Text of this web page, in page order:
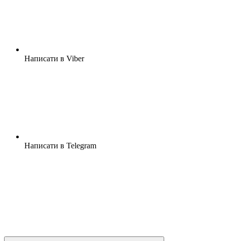
Написати в Viber
Написати в Telegram